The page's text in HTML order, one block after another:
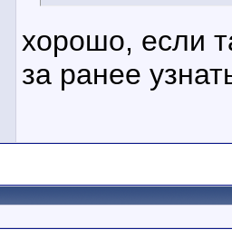
хорошо, если
за ранее